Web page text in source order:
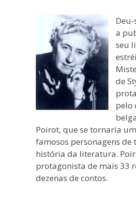
a
seu
de
pelo
Poirot, que se tornaria
famosos personagens de
história da literatura.
protagonista de mais 33
dezenas de contos.